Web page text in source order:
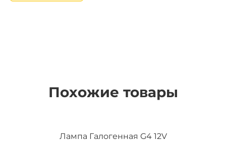
Похожие товары
Лампа Галогенная G4 12V